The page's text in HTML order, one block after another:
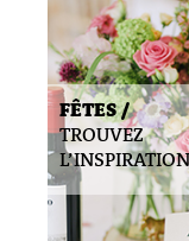
FÊTES /
TROUVEZ